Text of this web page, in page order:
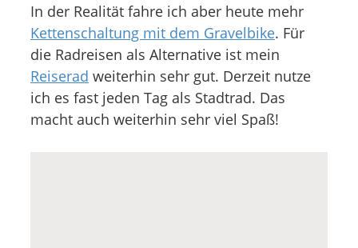
In der Realität fahre ich aber heute mehr
Kettenschaltung mit dem Gravelbike. Für
die Radreisen als Alternative ist mein
Reiserad weiterhin sehr gut. Derzeit nutze
ich es fast jeden Tag als Stadtrad. Das
macht auch weiterhin sehr viel Spaß!